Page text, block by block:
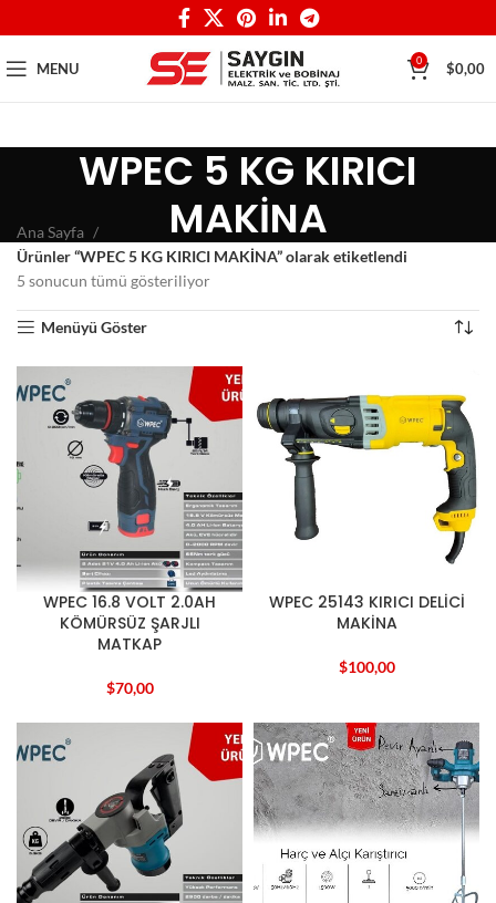
MENU 0 $0,00
WPEC 5 KG KIRICI
MAKİNA
Ana Sayfa
Ürünler “WPEC 5 KG KIRICI MAKİNA” olarak etiketlendi
5 sonucun tümü gösteriliyor
Menüyü Göster
WPEC 16.8 VOLT 2.0AH
KÖMÜRSÜZ ŞARJLI
MATKAP
$70,00
WPEC 25143 KIRICI DELİCİ
MAKİNA
$100,00